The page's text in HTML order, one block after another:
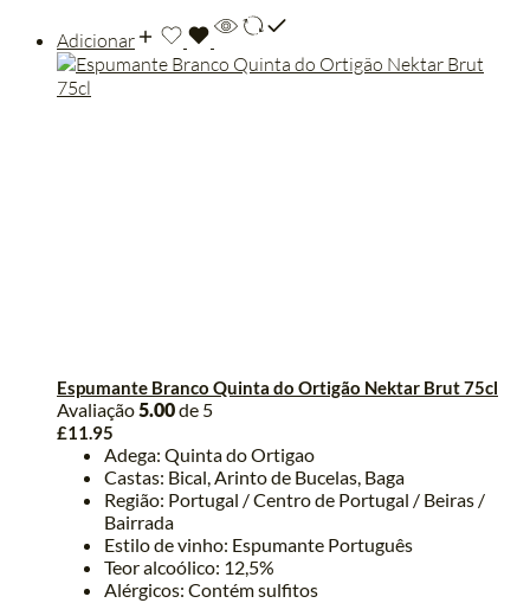
Adicionar
Espumante Branco Quinta do Ortigão Nektar Brut 75cl
Avaliação5.00de 5
£11.95
Adega: Quinta do Ortigao
Castas: Bical, Arinto de Bucelas, Baga
Região: Portugal / Centro de Portugal / Beiras /
Bairrada
Estilo de vinho: Espumante Português
Teor alcoólico: 12,5%
Alérgicos: Contém sulfitos